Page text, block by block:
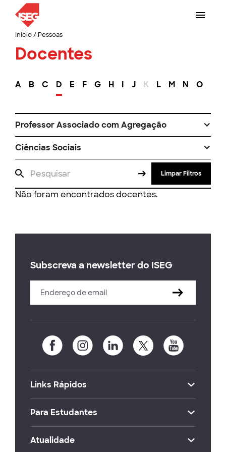
Início/ Pessoas
Docentes
A B C D E F G H I J K L M N O
Professor Associado com Agregação
Ciências Sociais
Limpar Filtros
Não foram encontrados docentes.
Subscreva a newsletter do ISEG
Links Rápidos
Para Estudantes
Atualidade